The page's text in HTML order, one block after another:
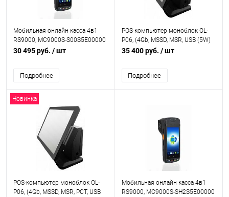
Мобильная онлайн касса 4в1
RS9000, MC9000S-S00S5E00000
30 495 руб. / шт
Подробнее
POS-компьютер моноблок OL-
P06, (4Gb, MSSD, MSR, USB (5W)
TrueFlat, LED, J3455/2xCOM), OL-
35 400 руб. / шт
Подробнее
Новинка
POS-компьютер моноблок OL-
P06, (4Gb, MSSD, MSR, PCT, USB
Мобильная онлайн касса 4в1
RS9000, MC9000S-SH2S5E00000